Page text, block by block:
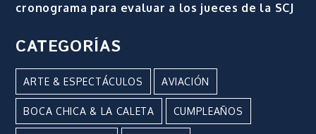
cronograma para evaluar a los jueces de la SCJ
CATEGORÍAS
ARTE & ESPECTÁCULOS AVIACIÓN
BOCA CHICA & LA CALETA CUMPLEAÑOS